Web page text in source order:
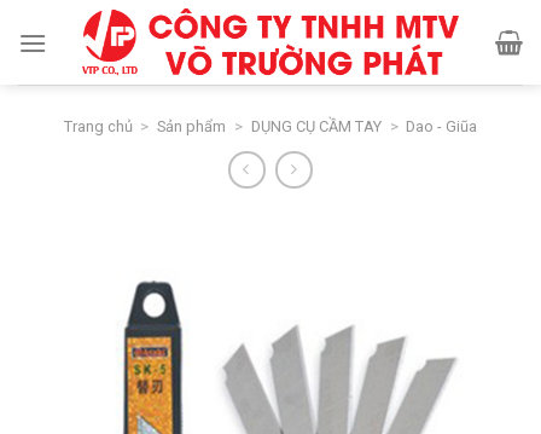
Trang chủ > Sản phẩm > DỤNG CỤ CẦM TAY > Dao - Giũa